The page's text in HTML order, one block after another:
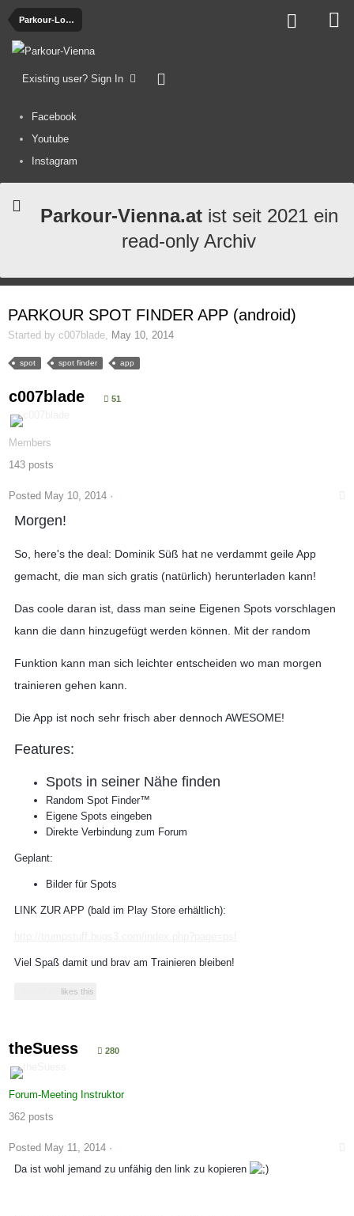
Parkour-Locations
Existing user? Sign In
Facebook
Youtube
Instagram
Parkour-Vienna.atist seit 2021 ein
read-only Archiv
PARKOUR SPOT FINDER APP (android)
Started by c007blade May 10, 2014
spot spot finder app
c007blade 51
Members
143 posts
Posted May 10, 2014 ·
Morgen!
So, here's the deal: Dominik Süß hat ne verdammt geile App
gemacht, die man sich gratis (natürlich) herunterladen kann!
Das coole daran ist, dass man seine Eigenen Spots vorschlagen
kann die dann hinzugefügt werden können. Mit der random
Funktion kann man sich leichter entscheiden wo man morgen
trainieren gehen kann.
Die App ist noch sehr frisch aber dennoch AWESOME!
Features:
Spots in seiner Nähe finden
Random Spot Finder™
Eigene Spots eingeben
Direkte Verbindung zum Forum
Geplant:
Bilder für Spots
LINK ZUR APP (bald im Play Store erhältlich):
Viel Spaß damit und brav am Trainieren bleiben!
likes this
theSuess 280
Forum-Meeting Instruktor
362 posts
Posted May 11, 2014 ·
Da ist wohl jemand zu unfähig den link zu kopieren